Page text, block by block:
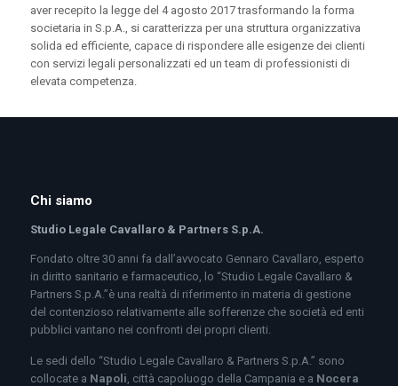
aver recepito la legge del 4 agosto 2017 trasformando la forma
societaria in S.p.A., si caratterizza per una struttura organizzativa
solida ed efficiente, capace di rispondere alle esigenze dei clienti
con servizi legali personalizzati ed un team di professionisti di
elevata competenza.
Chi siamo
Studio Legale Cavallaro & Partners S.p.A.
Fondato oltre 30 anni fa dall’avvocato Gennaro Cavallaro, esperto
in diritto sanitario e farmaceutico, lo “Studio Legale Cavallaro &
Partners S.p.A.”è una realtà di riferimento in materia di gestione
del contenzioso relativamente alle sofferenze che società ed enti
pubblici vantano nei confronti dei propri clienti.
Le sedi dello “Studio Legale Cavallaro & Partners S.p.A.” sono
collocate a Napoli , città capoluogo della Campania e a Nocera